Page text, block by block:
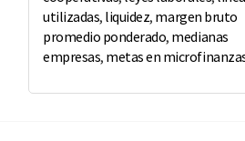
utilizadas, liquidez, margen bruto
promedio ponderado, medianas
empresas, metas en